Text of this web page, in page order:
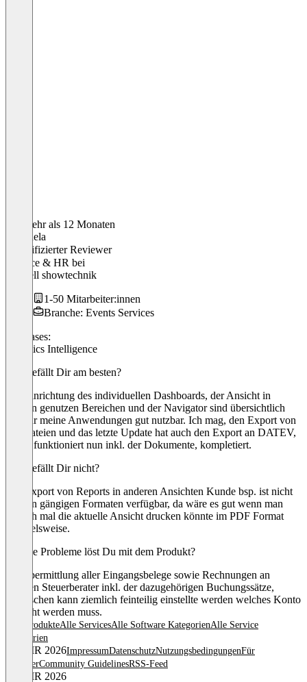
Vor mehr als 12 Monaten
Raphaela
Verifizierter Reviewer
Finance & HR bei
fournell showtechnik
1-50 Mitarbeiter:innen
Branche: Events Services
Use cases:
Logistics Intelligence
Was gefällt Dir am besten?
Die Einrichtung des individuellen Dashboards, der Ansicht in
meinen genutzen Bereichen und der Navigator sind übersichtlich
und für meine Anwendungen gut nutzbar. Ich mag, den Export von
Zahldateien und das letzte Update hat auch den Export an DATEV,
dieser funktioniert nun inkl. der Dokumente, kompletiert.
Was gefällt Dir nicht?
Der Export von Reports in anderen Ansichten Kunde bsp. ist nicht
in allen gängigen Formaten verfügbar, da wäre es gut wenn man
einfach mal die aktuelle Ansicht drucken könnte im PDF Format
beispielsweise.
Welche Probleme löst Du mit dem Produkt?
Die übermittlung aller Eingangsbelege sowie Rechnungen an
unseren Steuerberater inkl. der dazugehörigen Buchungssätze,
inzwischen kann ziemlich feinteilig einstellte werden welches Konto
bebucht werden muss.
Alle ProdukteAlle ServicesAlle Software KategorienAlle Service
Kategorien
© OMR 2026ImpressumDatenschutzNutzungsbedingungenFür
AnbieterCommunity GuidelinesRSS-Feed
© OMR 2026